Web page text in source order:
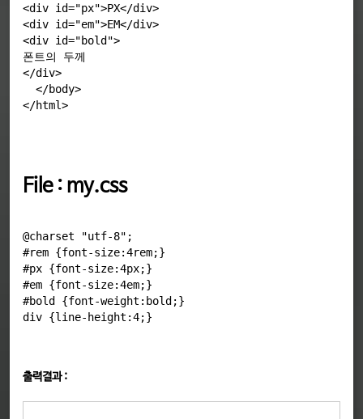
<div id="px">PX</div>
<div id="em">EM</div>
<div id="bold">
폰트의 두께
</div>
</body>
File : my.css
@charset "utf-8";
#rem {font-size:4rem;}
#px {font-size:4px;}
#em {font-size:4em;}
#bold {font-weight:bold;}
출력결과 :